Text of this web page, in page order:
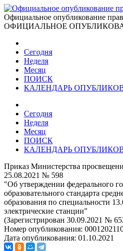
Официальное опубликование
ОФИЦИАЛЬНОЕ
Сегодня
Неделя
Месяц
ПОИСК
КАЛЕНДАРЬ
Сегодня
Неделя
Месяц
ПОИСК
КАЛЕНДАРЬ
Приказ Министерства
25.08.2021 № 598
"Об утверждении федерального
образовательного стандарта
образования по специальности
электрические станции"
(Зарегистрирован 30.09.2021 №
Номер опубликования:
Дата опубликования: 01.10.2021